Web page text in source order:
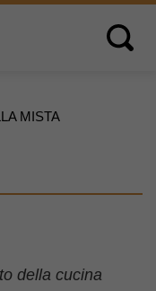
Open
MISTA
della cucina